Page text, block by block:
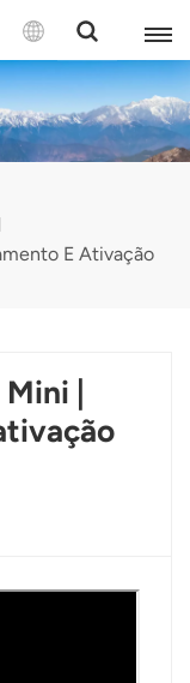
E Ativação
|